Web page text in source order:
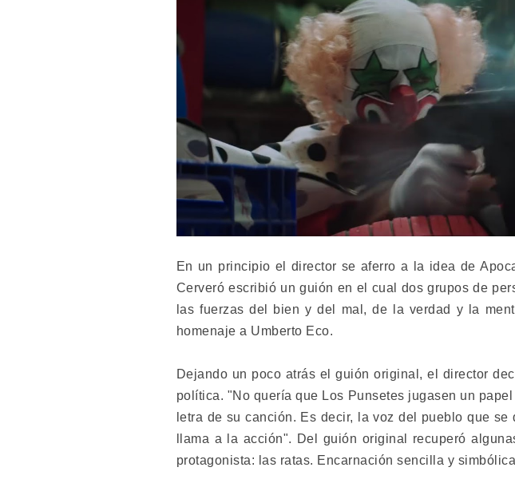
En un principio el director se aferro a la idea de
Cerveró escribió un guión en el cual dos grupos de
las fuerzas del bien y del mal, de la verdad y la
homenaje a Umberto Eco.
Dejando un poco atrás el guión original, el director
política. "No quería que Los Punsetes jugasen un
letra de su canción. Es decir, la voz del pueblo que
llama a la acción". Del guión original recuperó
protagonista: las ratas. Encarnación sencilla y